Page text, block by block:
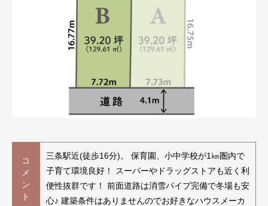
コ
メ
ン
ト
三条駅近(徒歩16分)。 保育園、小中学校が1㎞圏内で
子育て環境良好！ スーパーやドラッグストアも近く利
便性抜群です！ 前面道路は消雪パイプ完備で冬場も安
心♪ 建築条件はありませんのでお好きなハウスメーカ